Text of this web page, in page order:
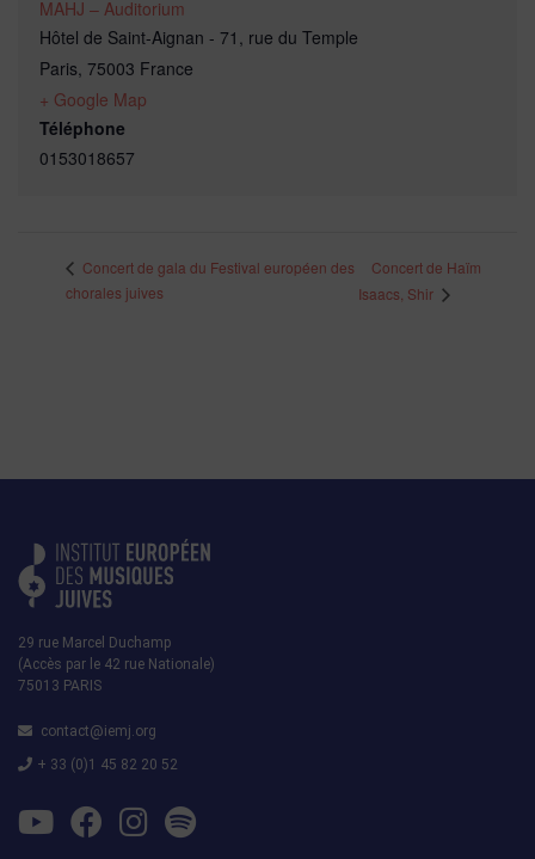
MAHJ – Auditorium
Hôtel de Saint-Aignan - 71, rue du Temple
Paris, 75003 France
+ Google Map
Téléphone
0153018657
Concert de gala du Festival européen des
chorales juives
Concert de Haïm
Isaacs, Shir
29 rue Marcel Duchamp
(Accès par le 42 rue Nationale)
75013 PARIS
contact@iemj.org
+ 33 (0)1 45 82 20 52